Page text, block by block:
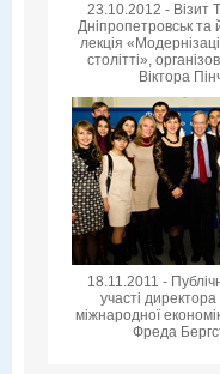
23.10.2012 - Візит
Дніпропетровськ та
лекція
столітті»,
Віктора
18.11.2011 -
участі директора
міжнародної
Фреда